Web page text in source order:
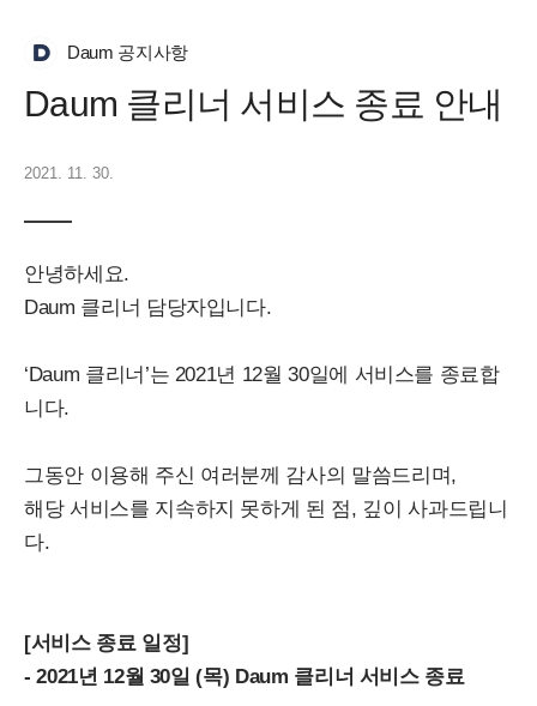
Daum 공지사항
Daum 클리너 서비스 종료 안내
2021. 11. 30.
안녕하세요.
Daum 클리너 담당자입니다.
‘Daum 클리너’는 2021년 12월 30일에 서비스를 종료합
니다.
그동안 이용해 주신 여러분께 감사의 말씀드리며,
해당 서비스를 지속하지 못하게 된 점, 깊이 사과드립니
다.
[서비스 종료 일정]
- 2021년 12월 30일 (목) Daum 클리너 서비스 종료